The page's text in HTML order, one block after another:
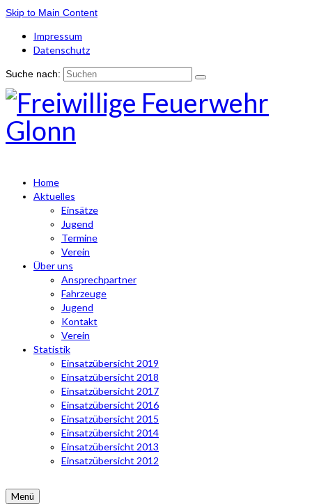
Skip to Main Content
Impressum
Datenschutz
Suche nach:
Home
Aktuelles
Einsätze
Jugend
Termine
Verein
Über uns
Ansprechpartner
Fahrzeuge
Jugend
Kontakt
Verein
Statistik
Einsatzübersicht 2019
Einsatzübersicht 2018
Einsatzübersicht 2017
Einsatzübersicht 2016
Einsatzübersicht 2015
Einsatzübersicht 2014
Einsatzübersicht 2013
Einsatzübersicht 2012
Menü